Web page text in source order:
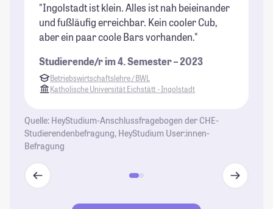
"Ingolstadt ist klein. Alles ist nah beieinander
und fußläufig erreichbar. Kein cooler Cub,
aber ein paar coole Bars vorhanden."
Studierende/r im 4. Semester – 2023
Betriebswirtschaftslehre / BWL
Katholische Universität Eichstätt - Ingolstadt
Quelle: HeyStudium-Anschlussfragebogen der CHE-
Studierendenbefragung, HeyStudium User:innen-
Befragung